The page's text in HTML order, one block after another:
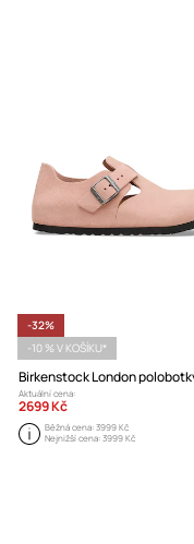
-32%
-10 % V KOŠÍKU*
Aktuální cena:
2699 Kč
Běžná cena:3999 Kč
Nejnižší cena:3999 Kč